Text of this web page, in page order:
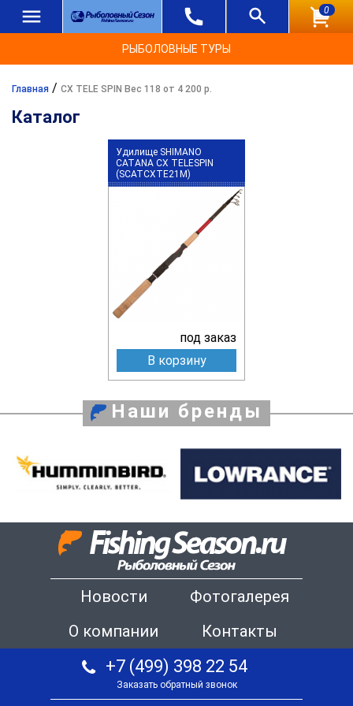
0
РЫБОЛОВНЫЕ ТУРЫ
Главная / CX TELE SPIN Вес 118 от 4 200 р.
Каталог
Удилище SHIMANO
CATANA CX TELESPIN
(SCATCXTE21M)
под заказ
В корзину
Наши бренды
Новости
Фотогалерея
О компании
Контакты
+7 (499) 398 22 54
Заказать обратный звонок